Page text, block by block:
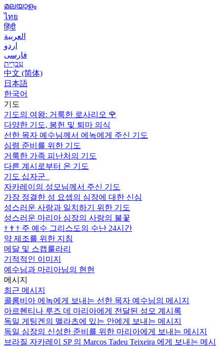
മലയാളം
ไทย
हिंदी
العربية
اردو
فارسی
עִברִית
中文 (简体)
日本語
한국어
기도
기도의 여왕: 거룩한 로사리오 🌹
다양한 기도, 봉헌 및 퇴마 의식
선한 목자 예수님께서 에녹에게 주신 기도
심령 준비를 위한 기도
거룩한 가족 피난처의 기도
다른 계시로부터 온 기도
기도 십자군
자카레이의 성모님께서 주신 기도
가장 정결한 성 요셉의 심장에 대한 신심
성스러운 사랑과 일치하기 위한 기도
성스러운 마리아 심장의 사랑의 불꽃
† † † 주 예수 그리스도의 수난 24시간
약 제조를 위한 지침
메달 및 스캡룰라리
기적적인 이미지
예수님과 마리아님의 현현
메시지
최근 메시지
콜롬비아 에녹에게 보내는 선한 목자 예수님의 메시지
아르헨티나 루즈 데 마리아에게 전달된 성모 계시록
독일 게팅겐의 멜라츠에 있는 안에게 보내는 메시지
독일 심장의 신성한 준비를 위한 마리아에게 보내는 메시지
브라질 자카레이 SP 의 Marcos Tadeu Teixeira 에게 보내는 메시